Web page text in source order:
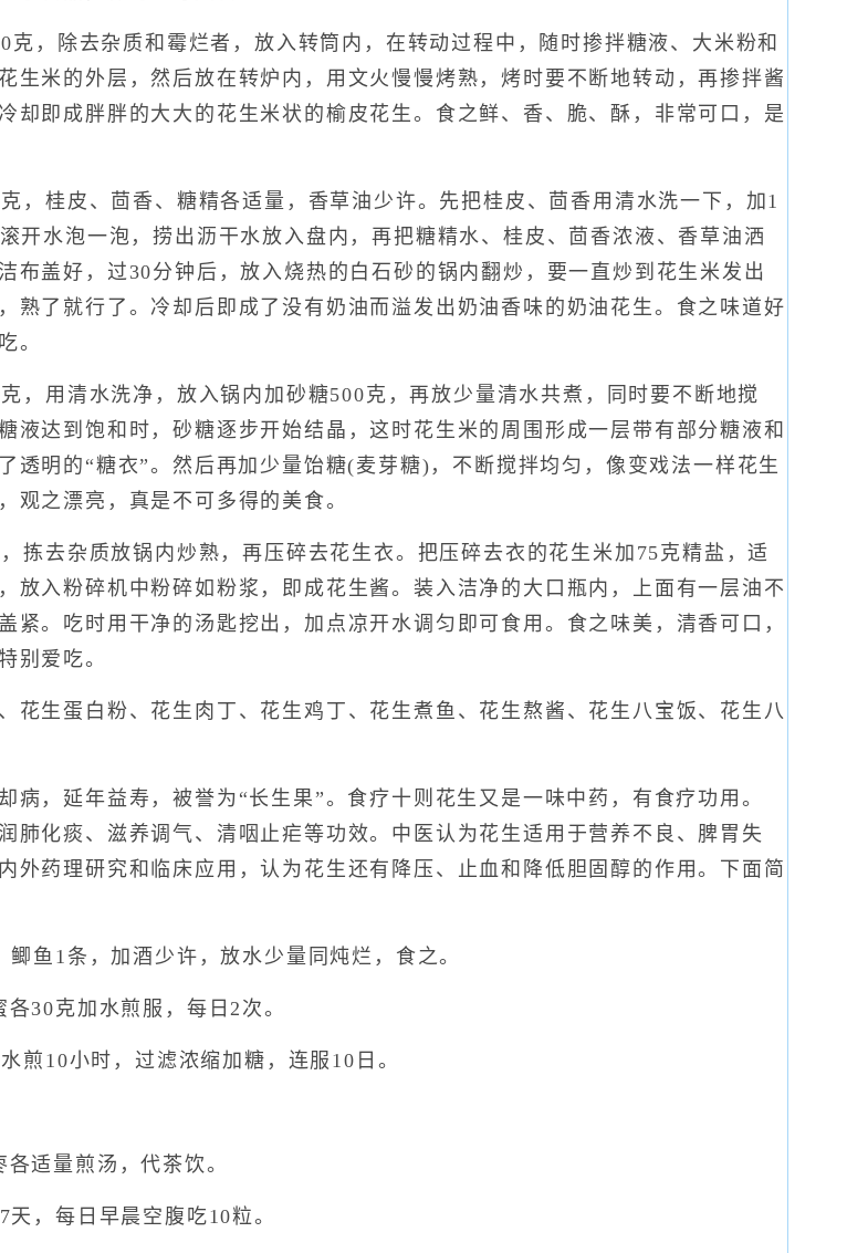
除去杂质和霉烂者，放入转筒内，在转动过程中，随时掺拌糖液、大米粉和
生米的外层，然后放在转炉内，用文火慢慢烤熟，烤时要不断地转动，再掺拌酱
却即成胖胖的大大的花生米状的榆皮花生。食之鲜、香、脆、酥，非常可口，是
桂皮、茴香、糖精各适量，香草油少许。先把桂皮、茴香用清水洗一下，加1
开水泡一泡，捞出沥干水放入盘内，再把糖精水、桂皮、茴香浓液、香草油洒
布盖好，过30分钟后，放入烧热的白石砂的锅内翻炒，要一直炒到花生米发出
熟了就行了。冷却后即成了没有奶油而溢发出奶油香味的奶油花生。食之味道好
。
用清水洗净，放入锅内加砂糖500克，再放少量清水共煮，同时要不断地搅
液达到饱和时，砂糖逐步开始结晶，这时花生米的周围形成一层带有部分糖液和
透明的“糖衣”。然后再加少量饴糖(麦芽糖)，不断搅拌均匀，像变戏法一样花生
观之漂亮，真是不可多得的美食。
去杂质放锅内炒熟，再压碎去花生衣。把压碎去衣的花生米加75克精盐，适
放入粉碎机中粉碎如粉浆，即成花生酱。装入洁净的大口瓶内，上面有一层油不
紧。吃时用干净的汤匙挖出，加点凉开水调匀即可食用。食之味美，清香可口，
别爱吃。
生蛋白粉、花生肉丁、花生鸡丁、花生煮鱼、花生熬酱、花生八宝饭、花生八
，延年益寿，被誉为“长生果”。食疗十则花生又是一味中药，有食疗功用。
肺化痰、滋养调气、清咽止疟等功效。中医认为花生适用于营养不良、脾胃失
外药理研究和临床应用，认为花生还有降压、止血和降低胆固醇的作用。下面简
1条，加酒少许，放水少量同炖烂，食之。
30克加水煎服，每日2次。
10小时，过滤浓缩加糖，连服10日。
适量煎汤，代茶饮。
，每日早晨空腹吃10粒。